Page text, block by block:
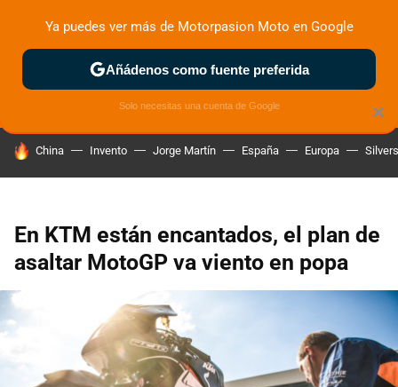
ZONA DE PRUEBAS DEPORTIVAS MOTOS ELÉCTRICAS
HOY SE HABLA DE
China Invento Jorge Martín España Europa
En KTM están encantados, el plan de
asaltar MotoGP va viento en popa
×
Ya puedes ver más de Motorpasion Moto en Google
Añádenos como fuente preferida
Solo necesitas una cuenta de Google